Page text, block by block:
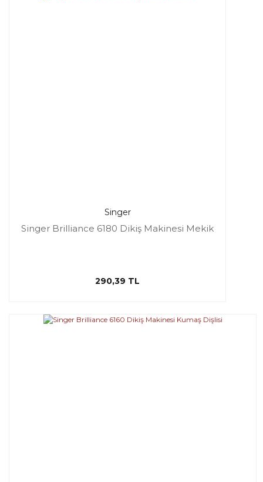
Singer
Singer Brilliance 6180 Dikiş Makinesi Mekik
290,39 TL